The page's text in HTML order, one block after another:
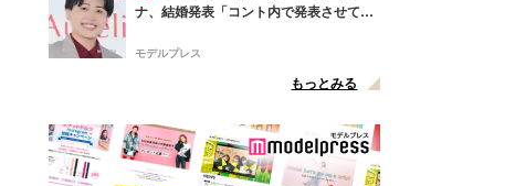
ナ、結婚発表「コント内で発表させてい
点変更のため
モデルプレス
もっとみる